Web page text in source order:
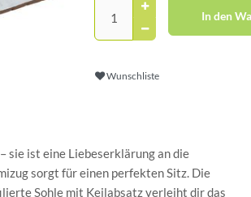
In den
Wunschliste
sie ist eine Liebeserklärung an die
sorgt für einen perfekten Sitz. Die
Sohle mit Keilabsatz verleiht dir das